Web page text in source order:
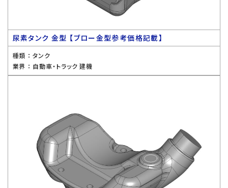
尿素タンク 金型 【ブロー金型参考価格記載】
種類 ： タンク
業界 ： 自動車・トラック 建機